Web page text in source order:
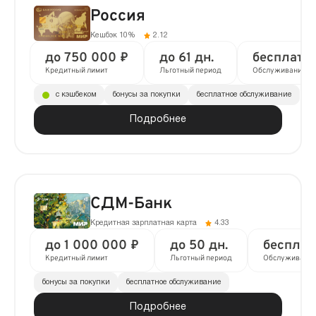
Россия
Кешбэк 10% 2.12
до 750 000 ₽
Кредитный лимит
до 61 дн.
Льготный период Обслуживание
Подробнее
с кэшбеком бонусы за покупки бесплатное обслуживание
СДМ-Банк
Кредитная зарплатная карта 4.33
до 1 000 000 ₽
Кредитный лимит
до 50 дн.
Льготный период Обслуживание
Подробнее
бонусы за покупки бесплатное обслуживание